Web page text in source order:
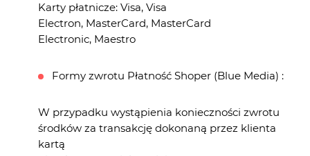
Karty płatnicze: Visa, Visa
Electron, MasterCard, MasterCard
Electronic, Maestro
Formy zwrotu Płatność Shoper (Blue Media) :
W przypadku wystąpienia konieczności zwrotu
środków za transakcję dokonaną przez klienta
kartą